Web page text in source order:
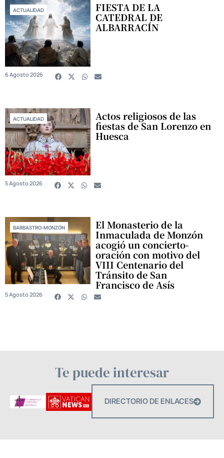
ACTUALIDAD FIESTA DE LA
CATEDRAL DE
ALBARRACÍN
6 Agosto 2026
ACTUALIDAD Actos religiosos de las
fiestas de San Lorenzo en
Huesca
5 Agosto 2026
BARBASTRO-MONZÓN El Monasterio de la
Inmaculada de Monzón
acogió un concierto-
oración con motivo del
VIII Centenario del
Tránsito de San
Francisco de Asís
5 Agosto 2026
Te puede interesar
DIRECTORIO DE ENLACES